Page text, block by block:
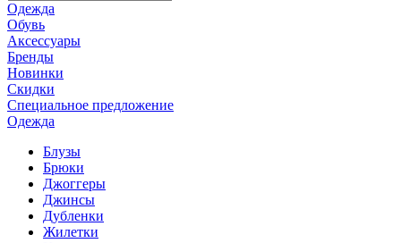
Одежда
Обувь
Аксессуары
Бренды
Новинки
Скидки
Специальное предложение
Одежда
Блузы
Брюки
Джоггеры
Джинсы
Дубленки
Жилетки